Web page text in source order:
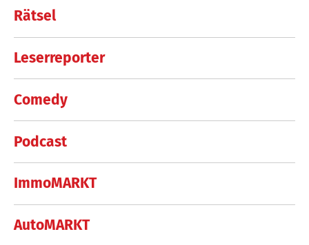
Rätsel
Leserreporter
Comedy
Podcast
ImmoMARKT
AutoMARKT